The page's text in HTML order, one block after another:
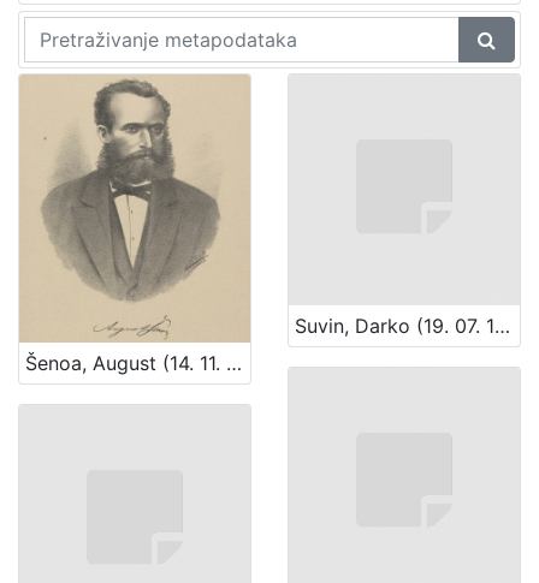
Šenoa, August (14. 11. 1838. – 13. 12. 1881.)
Suvin, Darko (19. 07. 1930.)